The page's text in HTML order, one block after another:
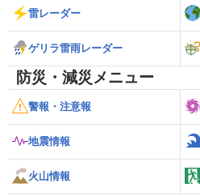
雷レーダー
ゲリラ雷雨レーダー
防災・減災メニュー
警報・注意報
地震情報
火山情報